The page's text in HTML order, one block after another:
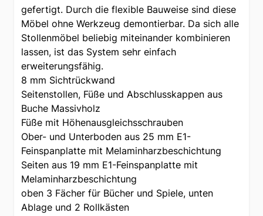
gefertigt. Durch die flexible Bauweise sind diese
Möbel ohne Werkzeug demontierbar. Da sich alle
Stollenmöbel beliebig miteinander kombinieren
lassen, ist das System sehr einfach
erweiterungsfähig.
8 mm Sichtrückwand
Seitenstollen, Füße und Abschlusskappen aus
Buche Massivholz
Füße mit Höhenausgleichsschrauben
Ober- und Unterboden aus 25 mm E1-
Feinspanplatte mit Melaminharzbeschichtung
Seiten aus 19 mm E1-Feinspanplatte mit
Melaminharzbeschichtung
oben 3 Fächer für Bücher und Spiele, unten
Ablage und 2 Rollkästen